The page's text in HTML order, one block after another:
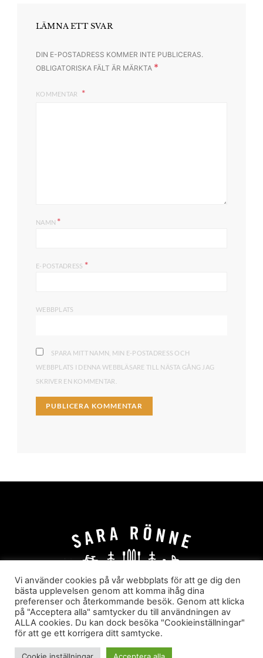
LÄMNA ETT SVAR
DIN E-POSTADRESS KOMMER INTE PUBLICERAS.
OBLIGATORISKA FÄLT ÄR MÄRKTA *
KOMMENTAR
NAMN *
E-POSTADRESS *
WEBBPLATS
SPARA MITT NAMN, MIN E-POSTADRESS OCH
WEBBPLATS I DENNA WEBBLÄSARE TILL NÄSTA GÅNG JAG
SKRIVER EN KOMMENTAR.
HEM OM MIG
JOBBA MED MIG
HYR I JÄRVSÖ!
KATEGORIER
Sara Rönne. En blogg om frihet, upplevelser och
äventyr
Vi använder cookies på vår webbplats för att ge dig den
bästa upplevelsen genom att komma ihåg dina
preferenser och återkommande besök. Genom att klicka
på "Acceptera alla" samtycker du till användningen av
ALLA cookies. Du kan dock besöka "Cookieinställningar"
för att ge ett korrigera ditt samtycke.